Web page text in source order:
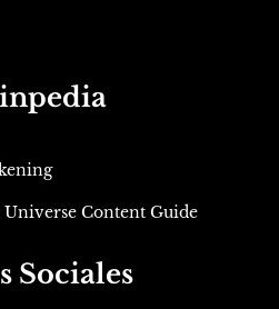
Content Guide
Sociales